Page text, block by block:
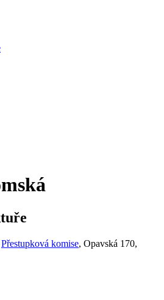
Přestupková komise, Opavská 170,